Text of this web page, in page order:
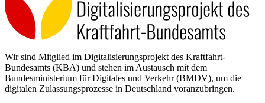
Wir sind Mitglied im Digitalisierungsprojekt des Kraftfahrt-
Bundesamts (KBA) und stehen im Austausch mit dem
Bundesministerium für Digitales und Verkehr (BMDV), um die
digitalen Zulassungsprozesse in Deutschland voranzubringen.